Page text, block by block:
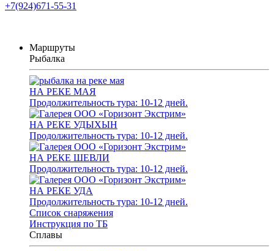
+7(924)671-55-31
Маршруты
Рыбалка
НА РЕКЕ МАЯ
Продолжительность тура: 10-12 дней.
НА РЕКЕ УДЫХЫН
Продолжительность тура: 10-12 дней.
НА РЕКЕ ШЕВЛИ
Продолжительность тура: 10-12 дней.
НА РЕКЕ УДА
Продолжительность тура: 10-12 дней.
Список снаряжения
Инструкция по ТБ
Сплавы